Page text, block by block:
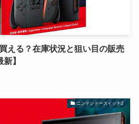
える？在庫状況と狙い目の販売
】
ニンテンドースイッチ2